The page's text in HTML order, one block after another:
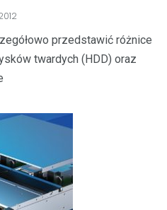
przedstawić różnice
twardych (HDD) oraz